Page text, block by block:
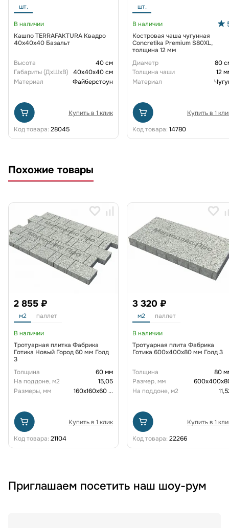
шт.
В наличии
Кашпо TERRAFAKTURA Квадро
40x40x40 Базальт
Высота
40 см
Габариты (ДxШxВ)
40x40x40 см
Материал
Файберстоун
Купить в 1 клик
Код товара: 28045
шт.
В наличии
Костровая чаша чугунная
Concretika Premium S80XL,
толщина 12 мм
Диаметр
80
Толщина чаши
12
Материал
Купить в 1
Код товара: 14780
Похожие товары
2 855 ₽
м2 паллет
В наличии
Тротуарная плитка Фабрика
Готика Новый Город 60 мм Голд
3
Толщина
60 мм
На поддоне, м2
15,05
Размеры, мм
160х160х60...
Купить в 1 клик
Код товара: 21104
3 320 ₽
м2 паллет
В наличии
Тротуарная плита Фабрика
Готика 600х400х80 мм Голд 3
Толщина
80
Размер, мм
На поддоне, м2
Купить в 1
Код товара: 22266
Приглашаем посетить наш шоу-рум